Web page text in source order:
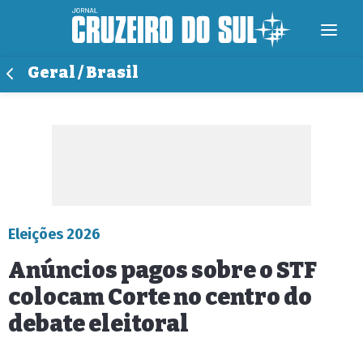
Geral / Brasil
Eleições 2026
Anúncios pagos sobre o STF
colocam Corte no centro do
debate eleitoral